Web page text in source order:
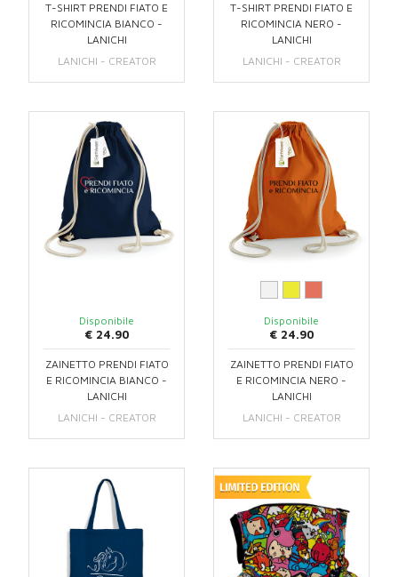
T-SHIRT PRENDI FIATO E
RICOMINCIA BIANCO -
LANICHI
LANICHI - CREATOR
T-SHIRT PRENDI FIATO E
RICOMINCIA NERO -
LANICHI
LANICHI - CREATOR
Disponibile
€ 24.90
ZAINETTO PRENDI FIATO
E RICOMINCIA BIANCO -
LANICHI
LANICHI - CREATOR
Disponibile
€ 24.90
ZAINETTO PRENDI FIATO
E RICOMINCIA NERO -
LANICHI
LANICHI - CREATOR